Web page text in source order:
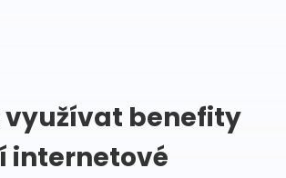
využívat benefity
internetové